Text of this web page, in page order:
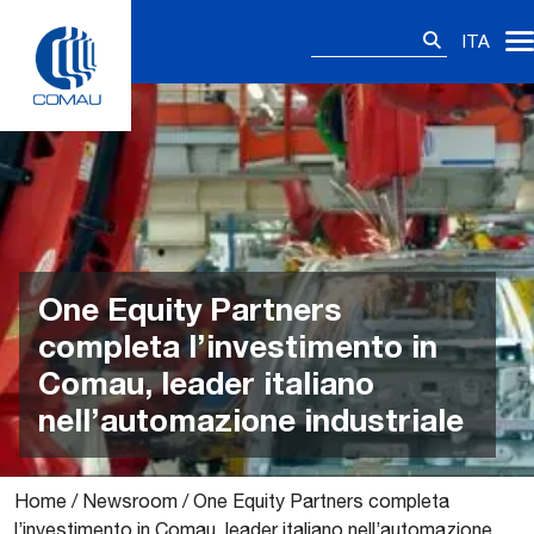
content
ITA
One Equity Partners
completa l’investimento in
Comau, leader italiano
nell’automazione industriale
Home / Newsroom /One Equity Partners completa
l’investimento in Comau, leader italiano nell’automazione